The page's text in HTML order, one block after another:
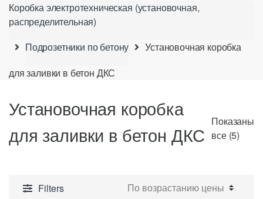
Коробка электротехническая (установочная,
распределительная)
Подрозетники по бетону
Установочная коробка
для заливки в бетон ДКС
Установочная коробка
для заливки в бетон ДКС
Показаны
все (5)
Filters